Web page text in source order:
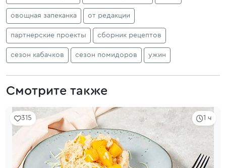
овощная запеканка от редакции
партнерские проекты сборник рецептов
сезон кабачков сезон помидоров ужин
Смотрите также
1 ч
315